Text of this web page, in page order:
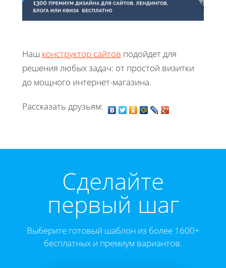
Наш конструктор сайтов подойдет для
решения любых задач: от простой визитки
до мощного интернет-магазина.
Рассказать друзьям:
Cделайте
первый шаг
Выберите готовый шаблон из более 1600+
бесплатных и премиум вариантов.